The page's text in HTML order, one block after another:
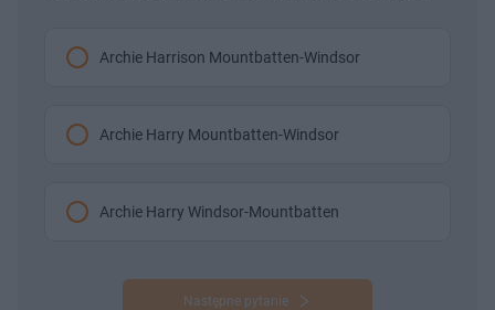
Archie Harrison Mountbatten-Windsor
Archie Harry Mountbatten-Windsor
Archie Harry Windsor-Mountbatten
Następne pytanie